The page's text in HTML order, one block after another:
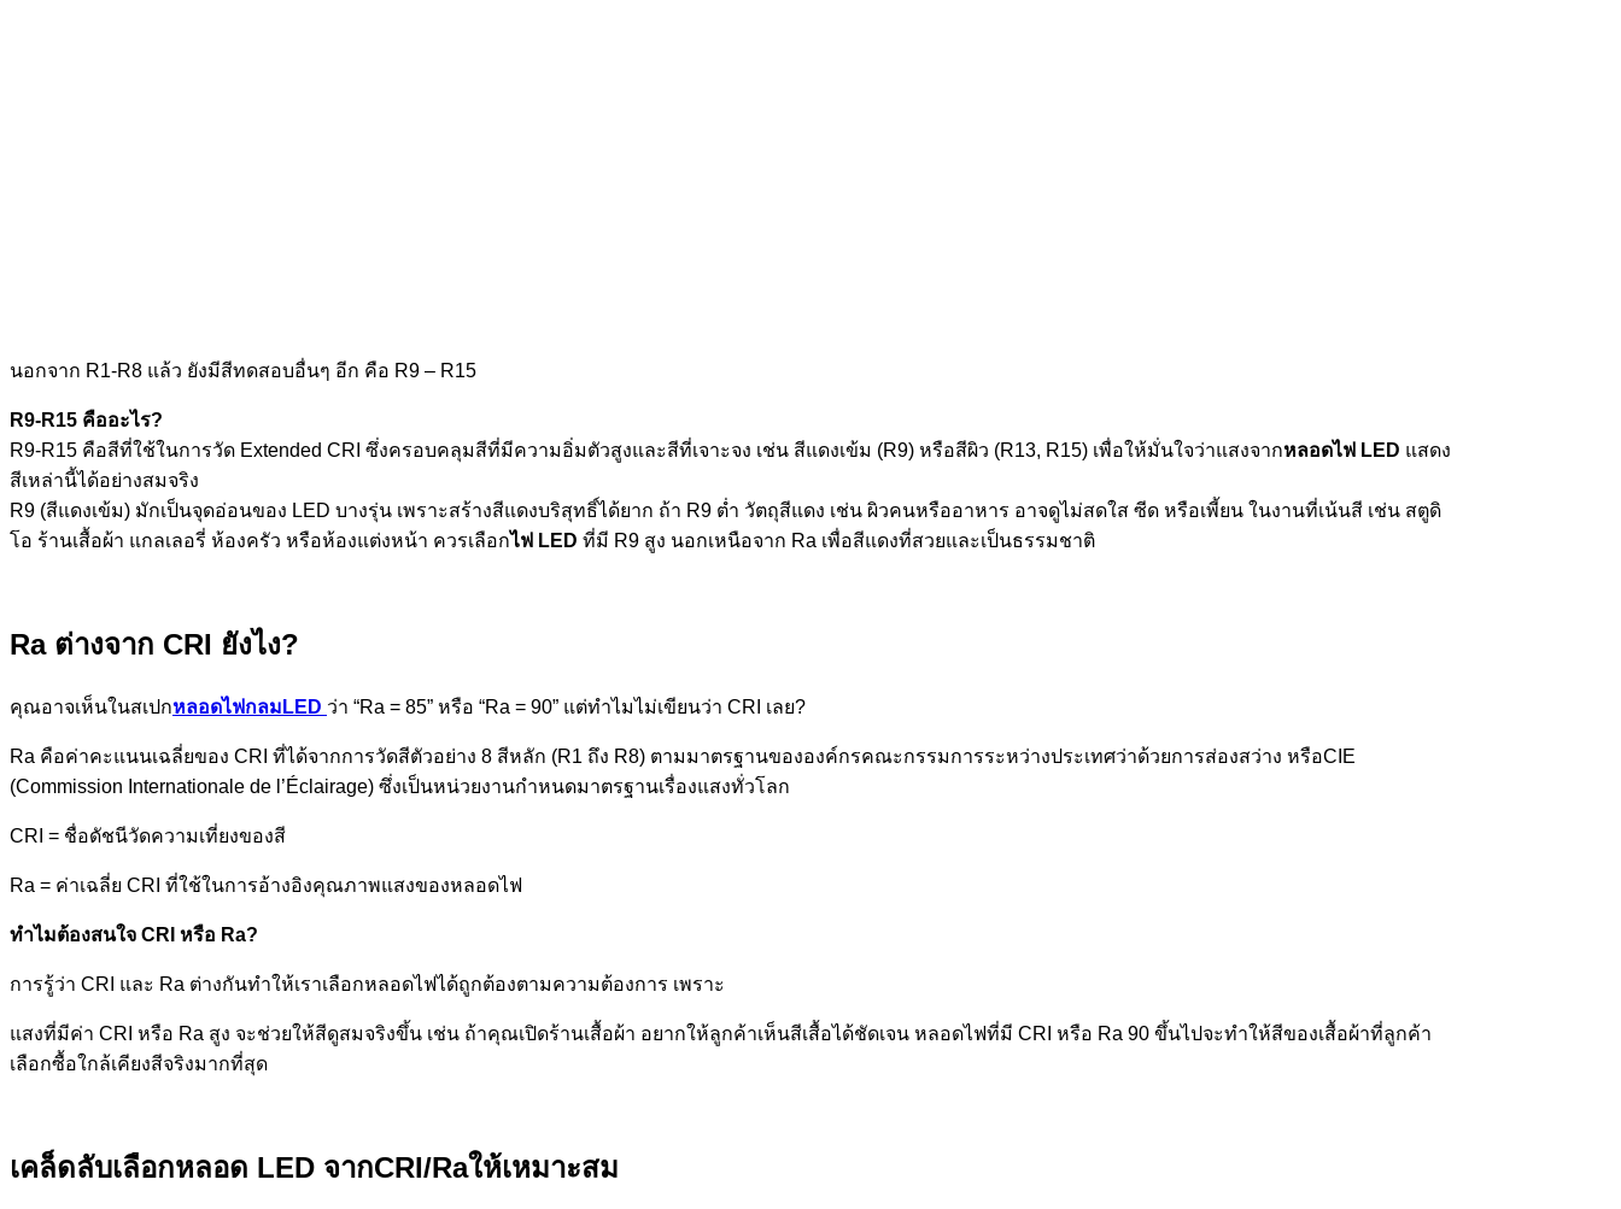
นอกจาก R1-R8 แล้ว ยังมีสีทดสอบอื่นๆ อีก คือ R9 – R15
R9-R15 คืออะไร?
R9-R15 คือสีที่ใช้ในการวัด Extended CRI ซึ่งครอบคลุมสีที่มีความอิ่มตัวสูงและสีที่เจาะจง เช่น สีแดงเข้ม (R9) หรือสีผิว (R13, R15) เพื่อให้มั่นใจว่าแสงจากหลอดไฟ LED แสดง
สีเหล่านี้ได้อย่างสมจริง
R9 (สีแดงเข้ม) มักเป็นจุดอ่อนของ LED บางรุ่น เพราะสร้างสีแดงบริสุทธิ์ได้ยาก ถ้า R9 ต่ำ วัตถุสีแดง เช่น ผิวคนหรืออาหาร อาจดูไม่สดใส ซีด หรือเพี้ยน ในงานที่เน้นสี เช่น สตูดิ
โอ ร้านเสื้อผ้า แกลเลอรี่ ห้องครัว หรือห้องแต่งหน้า ควรเลือกไฟ LED ที่มี R9 สูง นอกเหนือจาก Ra เพื่อสีแดงที่สวยและเป็นธรรมชาติ
Ra ต่างจาก CRI ยังไง?
คุณอาจเห็นในสเปกหลอดไฟกลมLED ว่า “Ra = 85” หรือ “Ra = 90” แต่ทำไมไม่เขียนว่า CRI เลย?
Ra คือค่าคะแนนเฉลี่ยของ CRI ที่ได้จากการวัดสีตัวอย่าง 8 สีหลัก (R1 ถึง R8) ตามมาตรฐานขององค์กรคณะกรรมการระหว่างประเทศว่าด้วยการส่องสว่าง หรือCIE
(Commission Internationale de l’Éclairage) ซึ่งเป็นหน่วยงานกำหนดมาตรฐานเรื่องแสงทั่วโลก
CRI = ชื่อดัชนีวัดความเที่ยงของสี
Ra = ค่าเฉลี่ย CRI ที่ใช้ในการอ้างอิงคุณภาพแสงของหลอดไฟ
ทำไมต้องสนใจ CRI หรือ Ra?
การรู้ว่า CRI และ Ra ต่างกันทำให้เราเลือกหลอดไฟได้ถูกต้องตามความต้องการ เพราะ
แสงที่มีค่า CRI หรือ Ra สูง จะช่วยให้สีดูสมจริงขึ้น เช่น ถ้าคุณเปิดร้านเสื้อผ้า อยากให้ลูกค้าเห็นสีเสื้อได้ชัดเจน หลอดไฟที่มี CRI หรือ Ra 90 ขึ้นไปจะทำให้สีของเสื้อผ้าที่ลูกค้า
เลือกซื้อใกล้เคียงสีจริงมากที่สุด
เคล็ดลับเลือกหลอด LED จากCRI/Raให้เหมาะสม